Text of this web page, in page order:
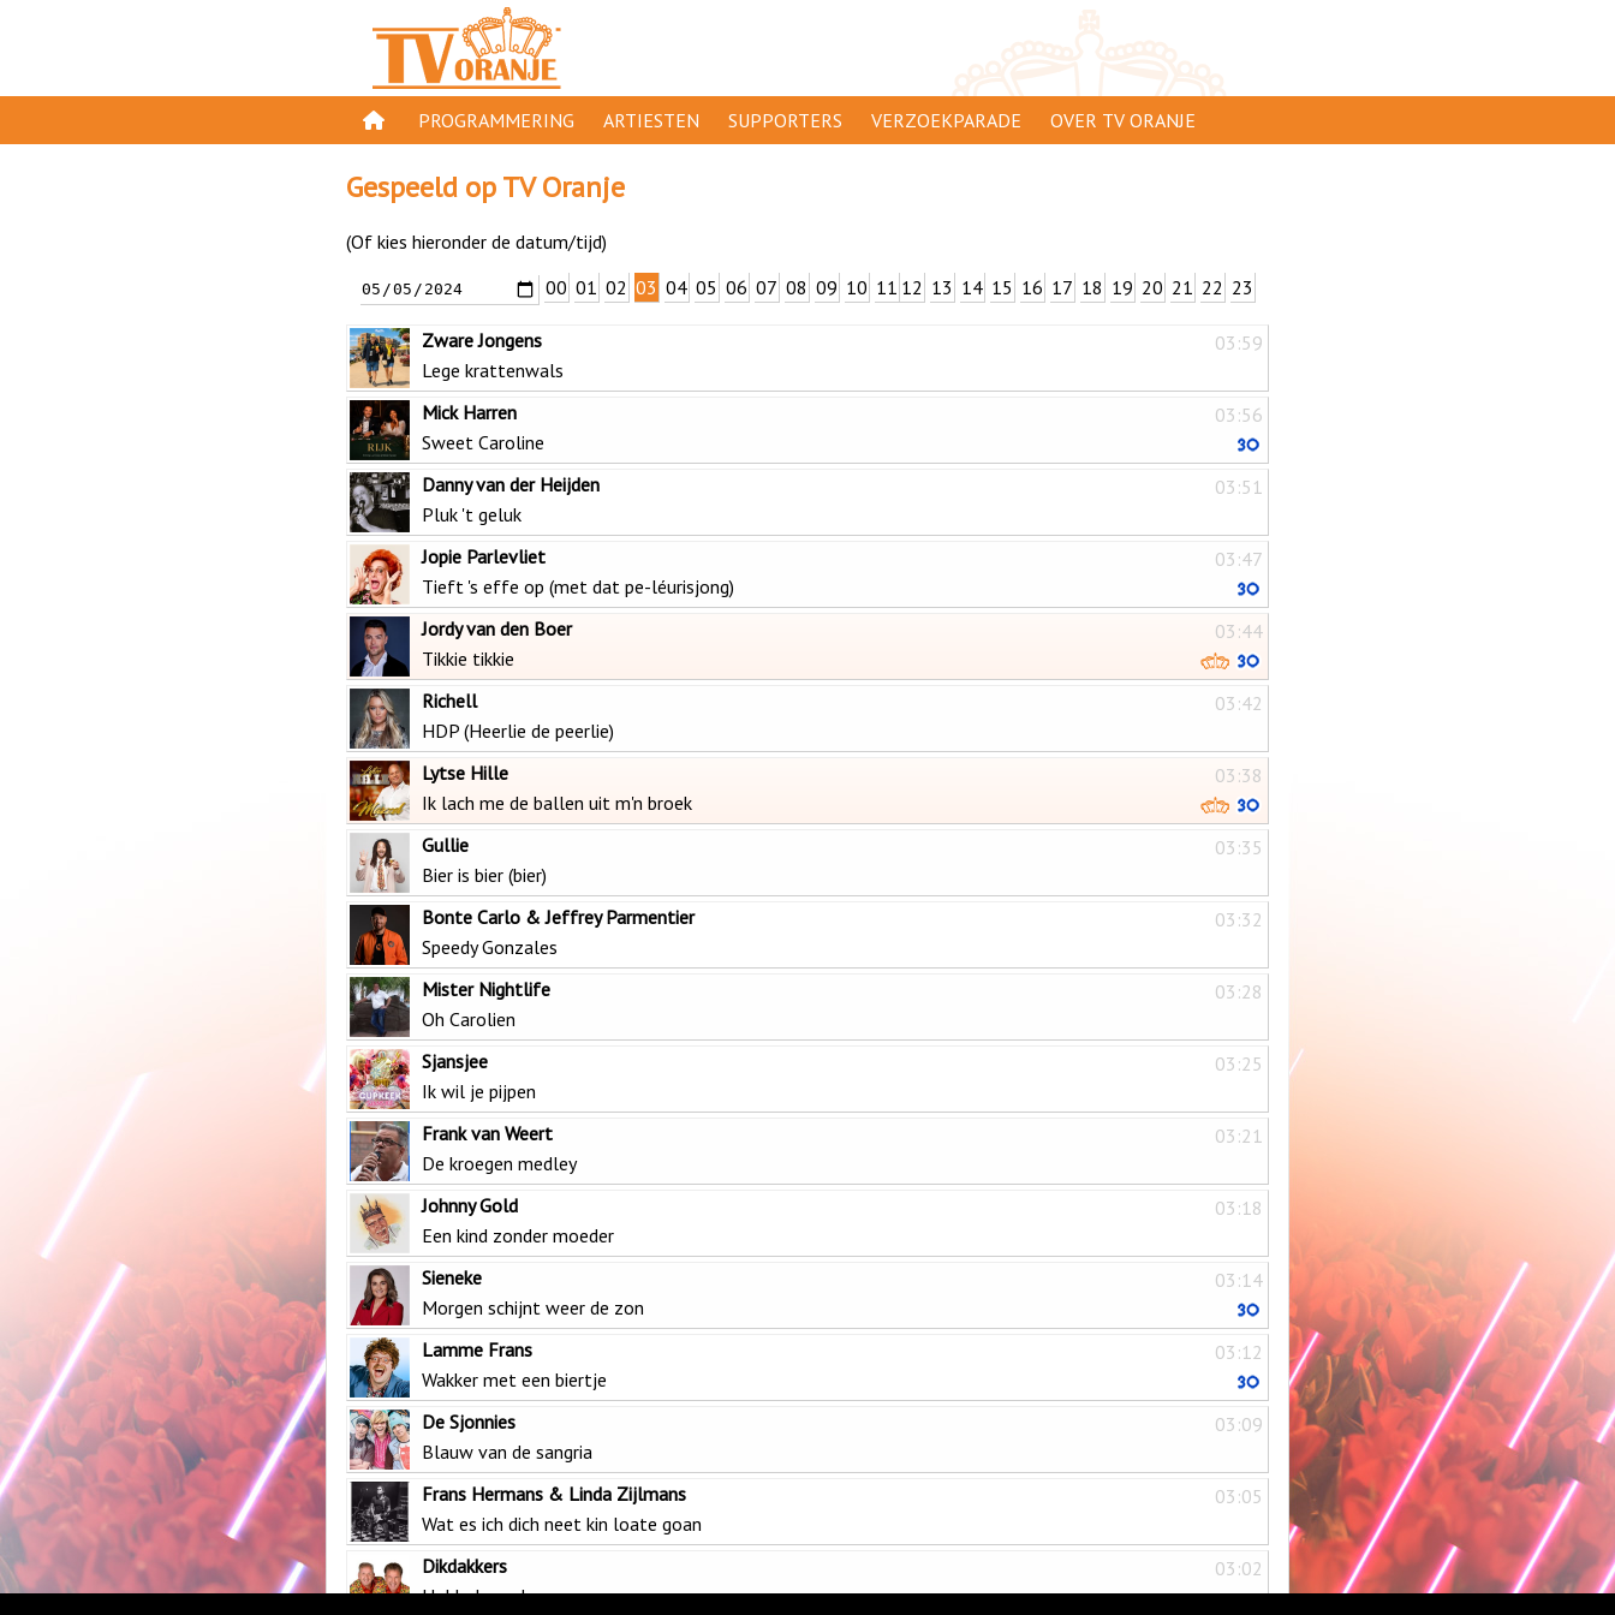
PROGRAMMERING
11 VAN ORANJE
ARTIESTEN SUPPORTERS VERZOEKPARADE OVER TV ORANJE
Gespeeld op TV Oranje
(Of kies hieronder de datum/tijd)
00 01 02 03 04 05 06 07 08 09 10 11 12 13 14 15 16 17 18 19 20 21 22 23
03:59
Zware Jongens
Lege krattenwals
03:56
Mick Harren
Sweet Caroline
03:51
Danny van der Heijden
Pluk 't geluk
03:47
Jopie Parlevliet
Tieft 's effe op (met dat pe-léurisjong)
03:44
Jordy van den Boer
Tikkie tikkie
03:42
Richell
HDP (Heerlie de peerlie)
03:38
Lytse Hille
Ik lach me de ballen uit m'n broek
03:35
Gullie
Bier is bier (bier)
03:32
Bonte Carlo & Jeffrey Parmentier
Speedy Gonzales
03:28
Mister Nightlife
Oh Carolien
03:25
Sjansjee
Ik wil je pijpen
03:21
Frank van Weert
De kroegen medley
03:18
Johnny Gold
Een kind zonder moeder
03:14
Sieneke
Morgen schijnt weer de zon
03:12
Lamme Frans
Wakker met een biertje
03:09
De Sjonnies
Blauw van de sangria
03:05
Frans Hermans & Linda Zijlmans
Wat es ich dich neet kin loate goan
03:02
Dikdakkers
Hobbelpaard